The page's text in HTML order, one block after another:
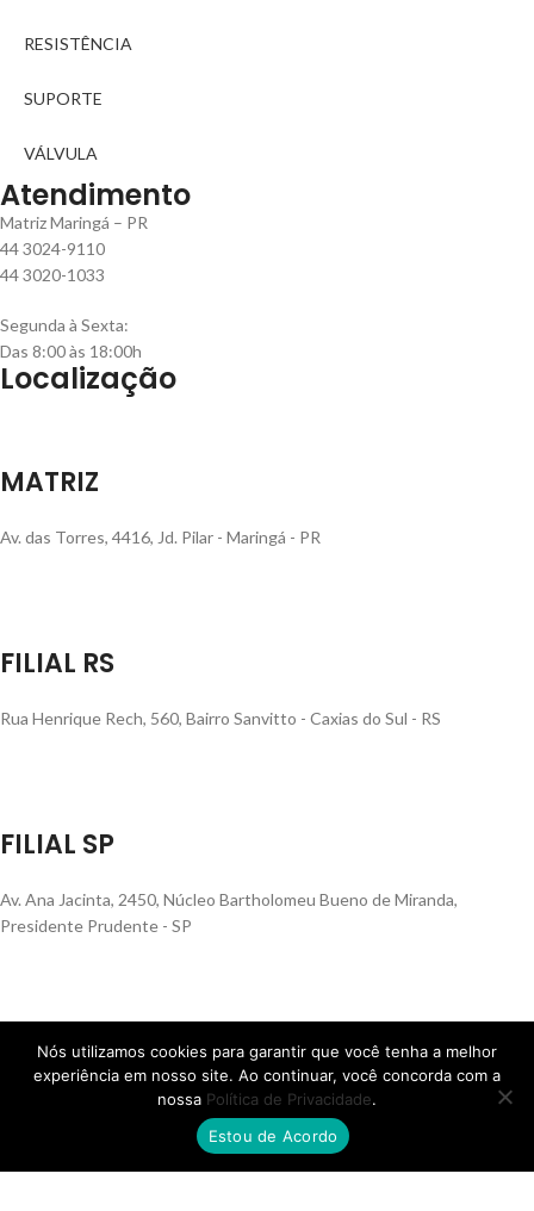
RESISTÊNCIA
SUPORTE
VÁLVULA
Atendimento
Matriz Maringá – PR
44 3024-9110
44 3020-1033
Segunda à Sexta:
Das 8:00 às 18:00h
Localização
MATRIZ
Av. das Torres, 4416, Jd. Pilar - Maringá - PR
FILIAL RS
Rua Henrique Rech, 560, Bairro Sanvitto - Caxias do Sul - RS
FILIAL SP
Av. Ana Jacinta, 2450, Núcleo Bartholomeu Bueno de Miranda,
Presidente Prudente - SP
FILIAL MS
Rua Quatorze de Julho, 810, Centro, Campo Grande - MS
Nós utilizamos cookies para garantir que você tenha a melhor
experiência em nosso site. Ao continuar, você concorda com a
nossa Política de Privacidade.
Estou de Acordo